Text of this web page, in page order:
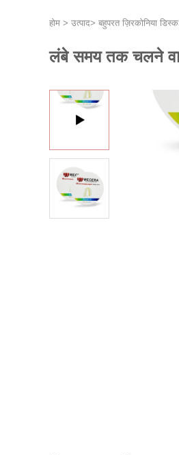
होम > उत्पाद> बहुपरत ज़िरकोनिया डिस्क
लंबे समय तक चलने वाले